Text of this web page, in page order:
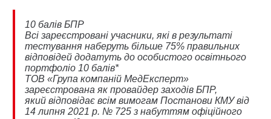
10 балів БПР
Всі зареєстровані учасники, які в результаті
тестування наберуть більше 75% правильних
відповідей додатуть до особистого освітнього
портфоліо 10 балів*
ТОВ «Група компаній МедЕксперт»
зареєстрована як провайдер заходів БПР,
який відповідає всім вимогам Постанови КМУ від
14 липня 2021 р. № 725 з набуттям офіційного